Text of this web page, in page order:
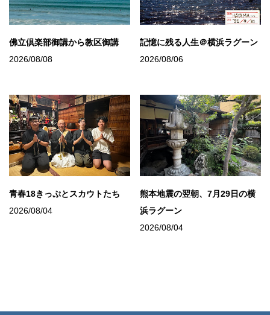
佛立倶楽部御講から教区御講
2026/08/08
記憶に残る人生＠横浜ラグーン
2026/08/06
青春18きっぷとスカウトたち
2026/08/04
熊本地震の翌朝、7月29日の横
浜ラグーン
2026/08/04